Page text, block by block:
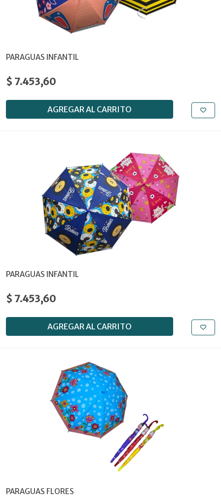
PARAGUAS INFANTIL
$ 7.453,60
AGREGAR AL CARRITO
PARAGUAS INFANTIL
$ 7.453,60
AGREGAR AL CARRITO
PARAGUAS FLORES